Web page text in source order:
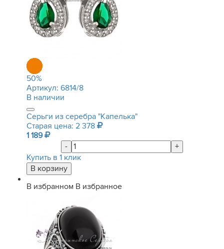
50%
Артикул: 6814/8
В наличии
Серьги из серебра "Капелька"
Старая цена: 2 378
1 189
-
+
Купить в 1 клик
В избранном В избранное